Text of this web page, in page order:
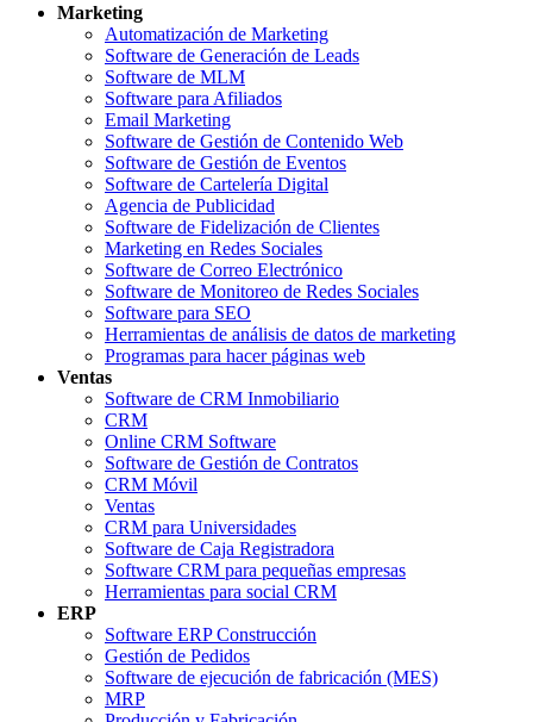
Marketing
Automatización de Marketing
Software de Generación de Leads
Software de MLM
Software para Afiliados
Email Marketing
Software de Gestión de Contenido Web
Software de Gestión de Eventos
Software de Cartelería Digital
Agencia de Publicidad
Software de Fidelización de Clientes
Marketing en Redes Sociales
Software de Correo Electrónico
Software de Monitoreo de Redes Sociales
Software para SEO
Herramientas de análisis de datos de marketing
Programas para hacer páginas web
Ventas
Software de CRM Inmobiliario
CRM
Online CRM Software
Software de Gestión de Contratos
CRM Móvil
Ventas
CRM para Universidades
Software de Caja Registradora
Software CRM para pequeñas empresas
Herramientas para social CRM
ERP
Software ERP Construcción
Gestión de Pedidos
Software de ejecución de fabricación (MES)
MRP